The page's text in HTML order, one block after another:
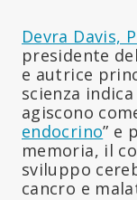
Devra Davis,
presidente
e autrice
scienza
agiscono
endocrino” e
memoria, il
sviluppo
cancro e